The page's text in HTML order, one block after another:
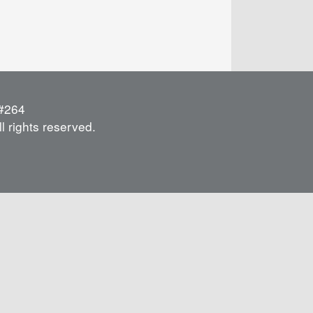
rights reserved.